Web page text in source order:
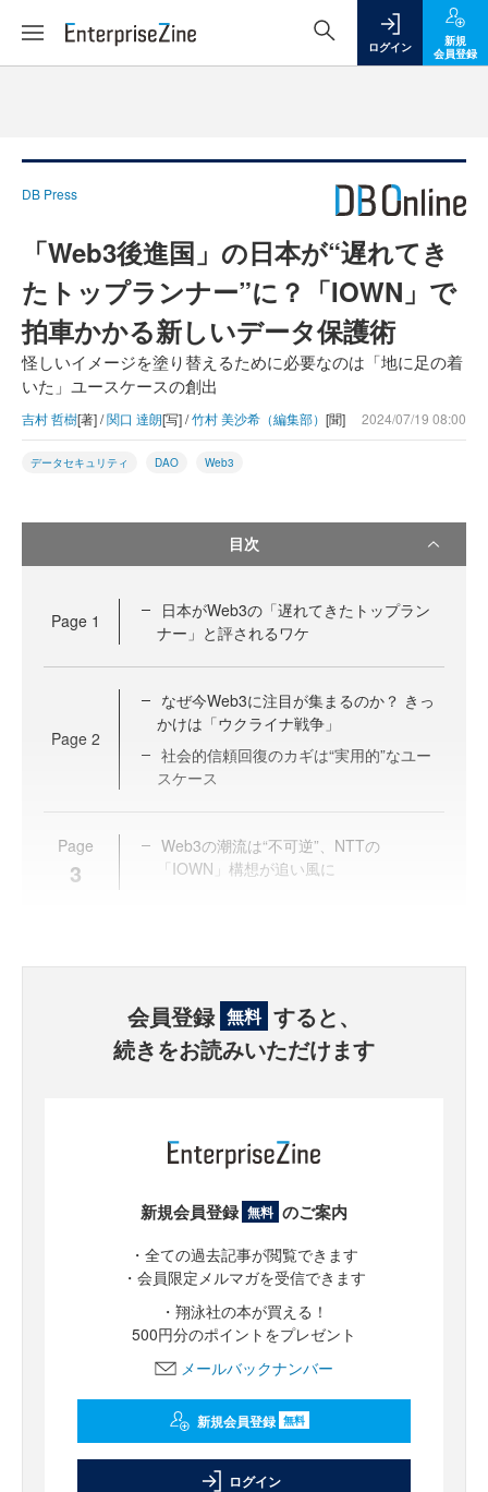
ログイン
新規
会員登録
DB Press
「Web3後進国」の日本が“遅れてき
たトップランナー”に？「IOWN」で
拍車かかる新しいデータ保護術
怪しいイメージを塗り替えるために必要なのは「地に足の着
いた」ユースケースの創出
吉村 哲樹[著] /関口 達朗[写] /竹村 美沙希（編集部） [聞] 2024/07/19 08:00
データセキュリティ DAO Web3
目次
Page 1
日本がWeb3の「遅れてきたトップラン
ナー」と評されるワケ
Page 2
なぜ今Web3に注目が集まるのか？ きっ
かけは「ウクライナ戦争」
社会的信頼回復のカギは“実用的”なユー
スケース
Page
3
Web3の潮流は“不可逆”、NTTの
「IOWN」構想が追い風に
会員登録 無料 すると、
続きをお読みいただけます
新規会員登録 無料 のご案内
・全ての過去記事が閲覧できます
・会員限定メルマガを受信できます
・翔泳社の本が買える！
500円分のポイントをプレゼント
メールバックナンバー
新規会員登録 無料
ログイン